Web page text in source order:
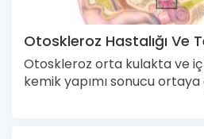
Otoskleroz Hastalığı Ve
Otoskleroz orta kulakta ve
kemik yapımı sonucu ortaya